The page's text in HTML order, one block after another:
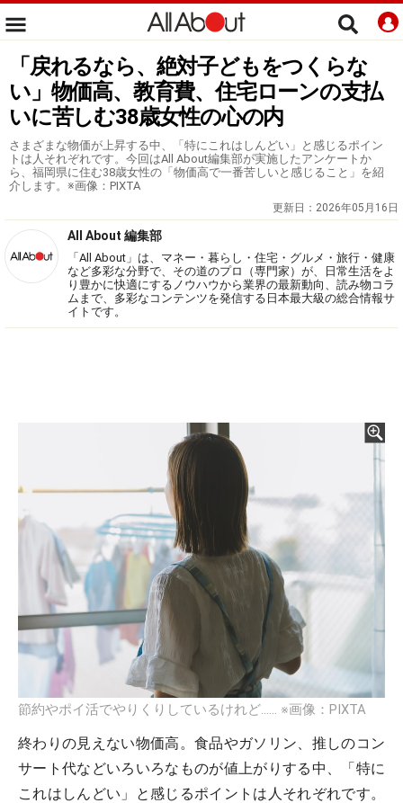
「戻れるなら、絶対子どもをつくらな
い」物価高、教育費、住宅ローンの支払
いに苦しむ38歳女性の心の内
さまざまな物価が上昇する中、「特にこれはしんどい」と感じるポイン
トは人それぞれです。今回はAll About編集部が実施したアンケートか
ら、福岡県に住む38歳女性の「物価高で一番苦しいと感じること」を紹
介します。※画像：PIXTA
更新日： 2026年05月16日
All About 編集部
「All About」は、マネー・暮らし・住宅・グルメ・旅行・健康
など多彩な分野で、その道のプロ（専門家）が、日常生活をよ
り豊かに快適にするノウハウから業界の最新動向、読み物コラ
ムまで、多彩なコンテンツを発信する日本最大級の総合情報サ
イトです。
節約やポイ活でやりくりしているけれど…… ※画像：PIXTA
終わりの見えない物価高。食品やガソリン、推しのコン
サート代などいろいろなものが値上がりする中、「特に
これはしんどい」と感じるポイントは人それぞれです。